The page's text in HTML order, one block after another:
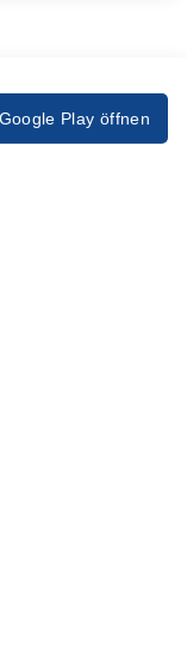
Google Play öffnen